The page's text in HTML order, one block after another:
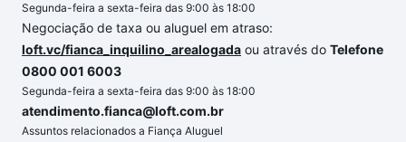
Segunda-feira a sexta-feira das 9:00 às 18:00
Negociação de taxa ou aluguel em atraso:
loft.vc/fianca_inquilino_arealogada ou através do Telefone
0800 001 6003
Segunda-feira a sexta-feira das 9:00 às 18:00
atendimento.fianca@loft.com.br
Assuntos relacionados a Fiança Aluguel